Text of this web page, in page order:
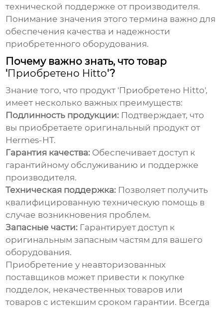
технической поддержке от производителя.
Понимание значения этого термина важно для
обеспечения качества и надежности
приобретенного оборудования.
Почему важно знать, что товар
'Приобретено Hitto'?
Знание того, что продукт 'Приобретено Hitto',
имеет несколько важных преимуществ:
Подлинность продукции: Подтверждает, что
вы приобретаете оригинальный продукт от
Hermes-HT.
Гарантия качества: Обеспечивает доступ к
гарантийному обслуживанию и поддержке
производителя.
Техническая поддержка: Позволяет получить
квалифицированную техническую помощь в
случае возникновения проблем.
Запасные части: Гарантирует доступ к
оригинальным запасным частям для вашего
оборудования.
Приобретение у неавторизованных
поставщиков может привести к покупке
подделок, некачественных товаров или
товаров с истекшим сроком гарантии. Всегда